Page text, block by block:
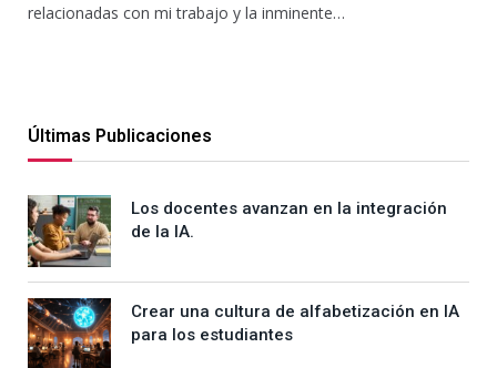
relacionadas con mi trabajo y la inminente…
Últimas Publicaciones
Los docentes avanzan en la integración
de la IA.
Crear una cultura de alfabetización en IA
para los estudiantes